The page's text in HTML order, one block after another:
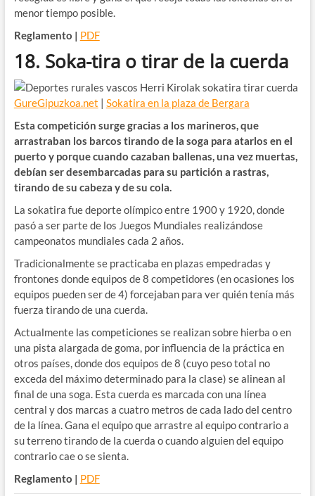
menor tiempo posible.
Reglamento | PDF
18. Soka-tira o tirar de la cuerda
GureGipuzkoa.net | Sokatira en la plaza de Bergara
Esta competición surge gracias a los marineros, que
arrastraban los barcos tirando de la soga para atarlos en el
puerto y porque cuando cazaban ballenas, una vez muertas,
debían ser desembarcadas para su partición a rastras,
tirando de su cabeza y de su cola.
La sokatira fue deporte olímpico entre 1900 y 1920, donde
pasó a ser parte de los Juegos Mundiales realizándose
campeonatos mundiales cada 2 años.
Tradicionalmente se practicaba en plazas empedradas y
frontones donde equipos de 8 competidores (en ocasiones los
equipos pueden ser de 4) forcejaban para ver quién tenía más
fuerza tirando de una cuerda.
Actualmente las competiciones se realizan sobre hierba o en
una pista alargada de goma, por influencia de la práctica en
otros países, donde dos equipos de 8 (cuyo peso total no
exceda del máximo determinado para la clase) se alinean al
final de una soga. Esta cuerda es marcada con una línea
central y dos marcas a cuatro metros de cada lado del centro
de la línea. Gana el equipo que arrastre al equipo contrario a
su terreno tirando de la cuerda o cuando alguien del equipo
contrario cae o se sienta.
Reglamento | PDF